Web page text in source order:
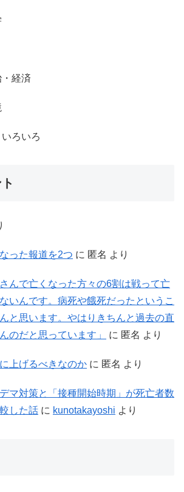
経済
ろいろ
った報道を2つ に 匿名 より
んで亡くなった方々の6割は戦って亡
いんです。病死や餓死だったというこ
と思います。やはりきちんと過去の直
のだと思っています」
に 匿名 より
上げるべきなのか に 匿名 より
マ対策と「接種開始時期」が死亡者数
した話 に kunotakayoshi より